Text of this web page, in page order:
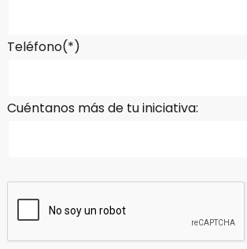
Teléfono(*)
Cuéntanos más de tu iniciativa: